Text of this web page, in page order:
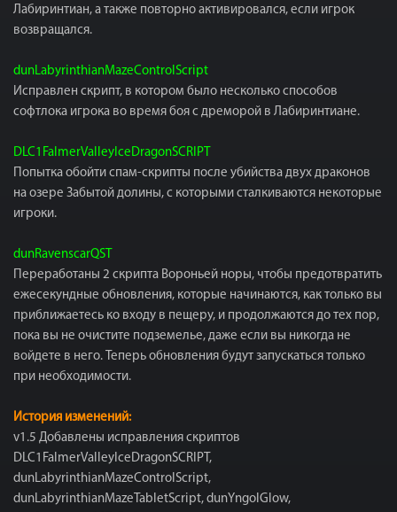
Лабиринтиан, а также повторно активировался, если игрок
возвращался.
dunLabyrinthianMazeControlScript
Исправлен скрипт, в котором было несколько способов
софтлока игрока во время боя с дреморой в Лабиринтиане.
DLC1FalmerValleyIceDragonSCRIPT
Попытка обойти спам-скрипты после убийства двух драконов
на озере Забытой долины, с которыми сталкиваются некоторые
игроки.
dunRavenscarQST
Переработаны 2 скрипта Вороньей норы, чтобы предотвратить
ежесекундные обновления, которые начинаются, как только вы
приближаетесь ко входу в пещеру, и продолжаются до тех пор,
пока вы не очистите подземелье, даже если вы никогда не
войдете в него. Теперь обновления будут запускаться только
при необходимости.
История изменений:
v1.5 Добавлены исправления скриптов
DLC1FalmerValleyIceDragonSCRIPT,
dunLabyrinthianMazeControlScript,
dunLabyrinthianMazeTabletScript, dunYngolGlow,